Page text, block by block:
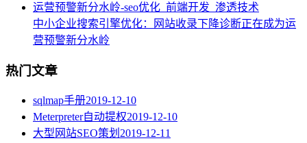
中小企业搜索引擎优化：网站收录下降诊断正在成为运
营预警新分水岭
热门文章
sqlmap手册2019-12-10
Meterpreter自动提权2019-12-10
大型网站SEO策划 2019-12-11